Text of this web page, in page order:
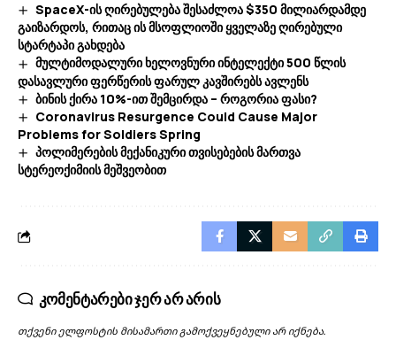
SpaceX-ის ღირებულება შესაძლოა $350 მილიარდამდე
გაიზარდოს, რითაც ის მსოფლიოში ყველაზე ღირებული
სტარტაპი გახდება
მულტიმოდალური ხელოვნური ინტელექტი 500 წლის
დასავლური ფერწერის ფარულ კავშირებს ავლენს
ბინის ქირა 10%-ით შემცირდა – როგორია ფასი?
Coronavirus Resurgence Could Cause Major
Problems for Soldiers Spring
პოლიმერების მექანიკური თვისებების მართვა
სტერეოქიმიის მეშვეობით
კომენტარები ჯერ არ არის
თქვენი ელფოსტის მისამართი გამოქვეყნებული არ იქნება.